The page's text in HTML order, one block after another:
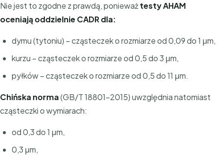
Nie jest to zgodne z prawdą, ponieważtesty AHAM
oceniają oddzielnie CADR dla:
dymu (tytoniu) – cząsteczek o rozmiarze od 0,09 do 1 μm,
kurzu – cząsteczek o rozmiarze od 0,5 do 3 μm,
pyłków – cząsteczek o rozmiarze od 0,5 do 11 μm.
Chińska norma(GB/T 18801-2015) uwzględnia natomiast
cząsteczki o wymiarach:
od 0,3 do 1 μm,
0,3 μm,